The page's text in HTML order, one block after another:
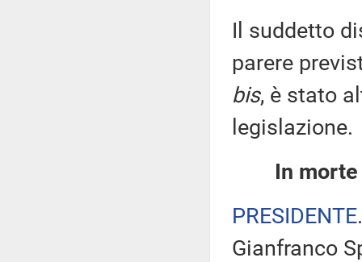
Il suddetto
parere
bis, è stato
legislazione.
In
PRESIDENTE
Gianfranco